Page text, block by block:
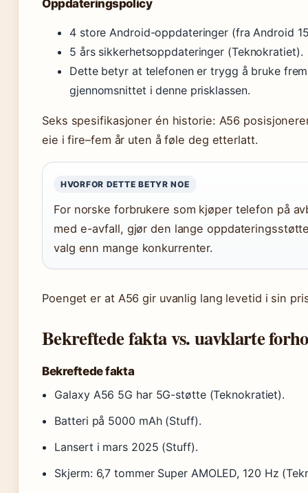
Oppdateringspolicy
4 store Android-oppdateringer (fra Android
5 års sikkerhetsoppdateringer (Teknokratiet).
Dette betyr at telefonen er trygg å bruke
gjennomsnittet i denne prisklassen.
Seks spesifikasjoner én historie: A56
eie i fire–fem år uten å føle deg etterlatt.
HVORFOR DETTE BETYR NOE
For norske forbrukere som kjøper telefon på
med e-avfall, gjør den lange
valg enn mange konkurrenter.
Poenget er at A56 gir uvanlig lang levetid i sin
Bekreftede fakta vs. uavklarte
Bekreftede fakta
Galaxy A56 5G har 5G-støtte (Teknokratiet).
Batteri på 5000 mAh (Stuff).
Lansert i mars 2025 (Stuff).
Skjerm: 6,7 tommer Super AMOLED, 120 Hz